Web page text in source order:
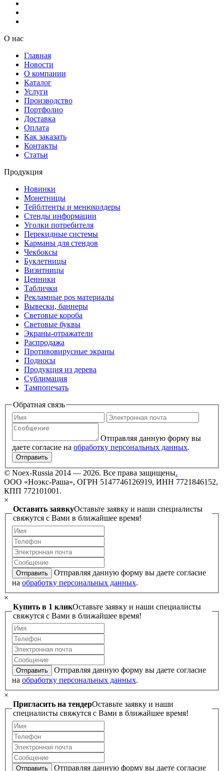
О нас
Главная
Новости
О компании
Каталог
Услуги
Производство
Портфолио
Доставка
Оплата
Как заказать
Контакты
Статьи
Продукция
Новинки
Монетницы
Тейблтенты и менюхолдеры
Стенды информации
Уголки потребителя
Перекидные системы
Карманы для стендов
Чекбоксы
Буклетницы
Визитницы
Ценники
Таблички
Рекламные pos материалы
Вывески, баннеры
Световые короба
Световые буквы
Экраны-отражатели
Распродажа
Противовирусные экраны
Подносы
Продукция из дерева
Сублимация
Тампопечать
Обратная связь
Отправляя данную форму вы
даете согласие на обработку персональных данных.
Отправить
© Noex-Russia 2014 — 2026. Все права защищены.
ООО «Ноэкс-Раша», ОГРН 5147746126919, ИНН 7721846152,
КПП 772101001.
×
Оставить заявкуОставьте заявку и наши специалисты
свяжутся с Вами в ближайшее время!
Отправить
Отправляя данную форму вы даете согласие
на обработку персональных данных.
×
Купить в 1 кликОставьте заявку и наши специалисты
свяжутся с Вами в ближайшее время!
Отправить
Отправляя данную форму вы даете согласие
на обработку персональных данных.
×
Пригласить на тендерОставьте заявку и наши
специалисты свяжутся с Вами в ближайшее время!
Отправить Отправляя данную форму вы даете согласие